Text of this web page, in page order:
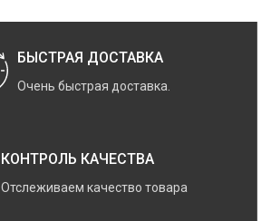
БЫСТРАЯ ДОСТАВКА
Очень быстрая доставка.
КОНТРОЛЬ КАЧЕСТВА
Отслеживаем качество товара